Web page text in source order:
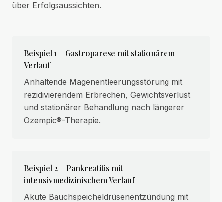
über Erfolgsaussichten.
Beispiel 1 – Gastroparese mit stationärem
Verlauf
Anhaltende Magenentleerungsstörung mit
rezidivierendem Erbrechen, Gewichtsverlust
und stationärer Behandlung nach längerer
Ozempic®-Therapie.
Beispiel 2 – Pankreatitis mit
intensivmedizinischem Verlauf
Akute Bauchspeicheldrüsenentzündung mit